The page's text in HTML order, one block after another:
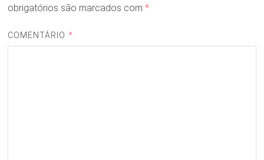
obrigatórios são marcados com *
COMENTÁRIO *